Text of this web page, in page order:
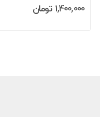
1,400,000 تومان